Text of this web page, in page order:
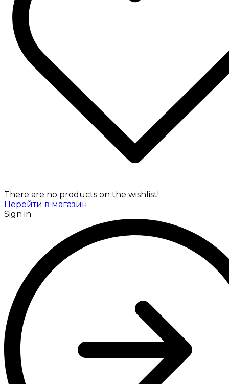
There are no products on the wishlist!
Перейти в магазин
Sign in